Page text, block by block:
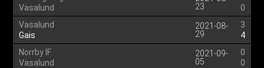
Vasalund
23
0
Vasalund
Gais
2021-08-
29
3
4
Norrby IF
Vasalund
2021-09-
05
0
0